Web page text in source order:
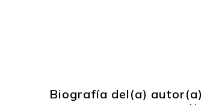
Biografía del(a) autor(a)